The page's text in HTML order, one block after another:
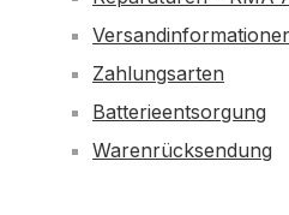
Zahlungsarten
Batterieentsorgung
Warenrücksendung